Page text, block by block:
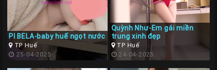
PI BELA-baby huế ngọt nước
TP Huế
25-04-2025
Quỳnh Như-Em gái miền
trung xinh đẹp
TP Huế
24-04-2025